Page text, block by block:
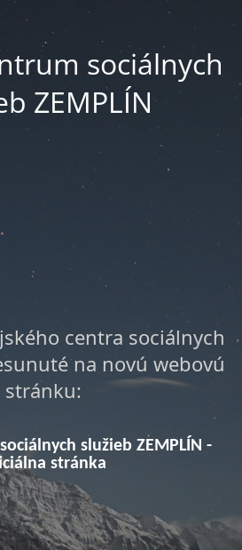
sociálnych
ZEMPLÍN
centra sociálnych
na novú webovú
stránku:
služieb ZEMPLÍN -
stránka